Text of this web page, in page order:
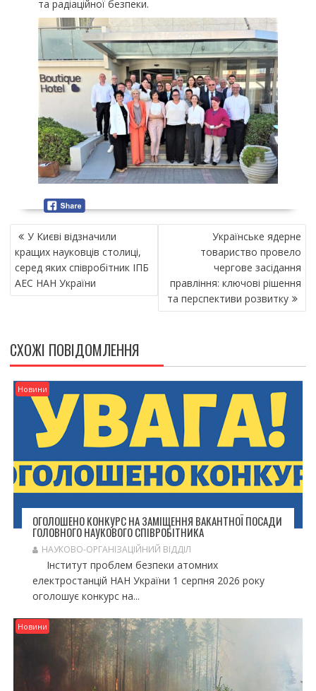
та радіаційної безпеки.
Н
А
В
Г
І
Я
З
А
П
В
У Києві відзначили
кращих науковців столиці,
серед яких співробітник ІПБ
АЕС НАН України
Українське ядерне
товариство провело
чергове засідання
правління: ключові рішення
та перспективи розвитку
СХОЖІ ПОВІДОМЛЕННЯ
Новини
ОГОЛОШЕНО КОНКУРС НА ЗАМІЩЕННЯ ВАКАНТНОЇ ПОСАДИ
ГОЛОВНОГО НАУКОВОГО СПІВРОБІТНИКА
НАУКОВО-ОРГАНІЗАЦІЙНИЙ ВІДДІЛ
Інститут проблем безпеки атомних
електростанцій НАН України 1 серпня 2026 року
оголошує конкурс на...
Новини